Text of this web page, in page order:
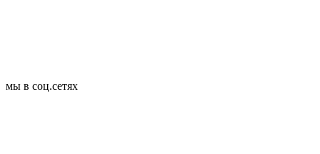
мы в соц.сетях